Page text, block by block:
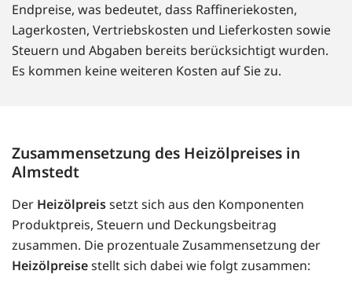
Endpreise, was bedeutet, dass Raffineriekosten,
Lagerkosten, Vertriebskosten und Lieferkosten sowie
Steuern und Abgaben bereits berücksichtigt wurden.
Es kommen keine weiteren Kosten auf Sie zu.
Zusammensetzung des Heizölpreises in
Almstedt
Der Heizölpreissetzt sich aus den Komponenten
Produktpreis, Steuern und Deckungsbeitrag
zusammen. Die prozentuale Zusammensetzung der
Heizölpreisestellt sich dabei wie folgt zusammen: